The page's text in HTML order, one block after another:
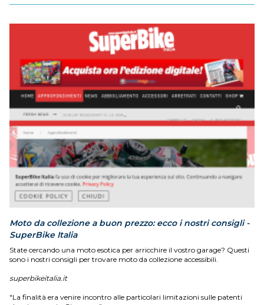
Moto da collezione a buon prezzo: ecco i nostri consigli -
SuperBike Italia
State cercando una moto esotica per arricchire il vostro garage? Questi
sono i nostri consigli per trovare moto da collezione accessibili.
superbikeitalia.it
"La finalità era venire incontro alle particolari limitazioni sulle patenti